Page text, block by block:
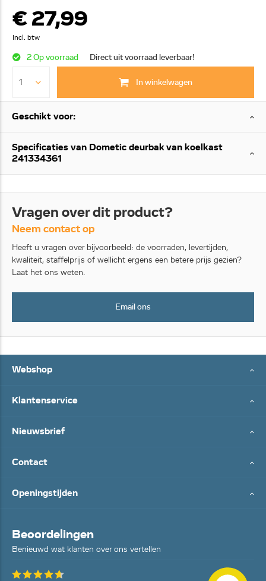
€ 27,99
Incl. btw
2 Op voorraad Direct uit voorraad leverbaar!
In winkelwagen
Geschikt voor:
Specificaties van Dometic deurbak van koelkast
241334361
Vragen over dit product?
Neem contact op
Heeft u vragen over bijvoorbeeld: de voorraden, levertijden,
kwaliteit, staffelprijs of wellicht ergens een betere prijs gezien?
Laat het ons weten.
Email ons
Webshop
Klantenservice
Nieuwsbrief
Contact
Openingstijden
Beoordelingen
Benieuwd wat klanten over ons vertellen